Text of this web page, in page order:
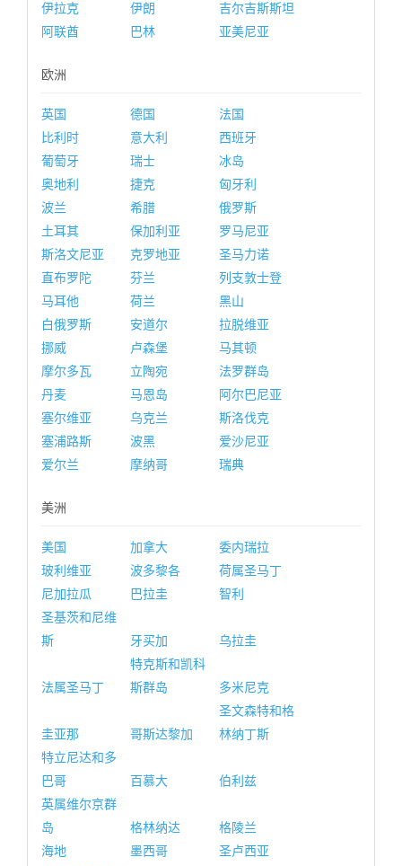
伊拉克
伊朗
吉尔吉斯斯坦
阿联酋
巴林 亚美尼亚
欧洲
英国 德国
法国
比利时
意大利
西班牙
葡萄牙
瑞士
冰岛
奥地利
捷克
匈牙利
波兰
希腊
俄罗斯
土耳其
保加利亚
罗马尼亚
斯洛文尼亚
克罗地亚
圣马力诺
直布罗陀
芬兰
列支敦士登
马耳他
荷兰
黑山
白俄罗斯
安道尔
拉脱维亚
挪威
卢森堡
马其顿
摩尔多瓦
立陶宛
法罗群岛
丹麦
马恩岛
阿尔巴尼亚
塞尔维亚
乌克兰
斯洛伐克
塞浦路斯
波黑
爱沙尼亚
爱尔兰
摩纳哥 瑞典
美洲
美国 加拿大
委内瑞拉
玻利维亚
波多黎各
荷属圣马丁
尼加拉瓜
巴拉圭
智利
圣基茨和尼维
斯
牙买加 乌拉圭
法属圣马丁
特克斯和凯科
斯群岛
多米尼克
圭亚那 哥斯达黎加
圣文森特和格
林纳丁斯
特立尼达和多
巴哥
百慕大
伯利兹
英属维尔京群
岛
格林纳达
格陵兰
海地
墨西哥
圣卢西亚